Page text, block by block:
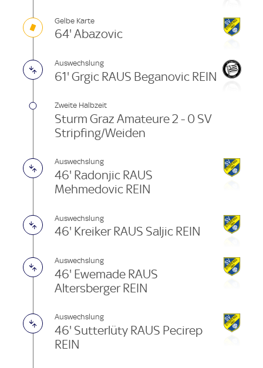
Gelbe Karte
64' Abazovic
Auswechslung
61' Grgic RAUS Beganovic REIN
Zweite Halbzeit
Sturm Graz Amateure 2 - 0 SV
Stripfing/Weiden
Auswechslung
46' Radonjic RAUS
Mehmedovic REIN
Auswechslung
46' Kreiker RAUS Saljic REIN
Auswechslung
46' Ewemade RAUS
Altersberger REIN
Auswechslung
46' Sutterlüty RAUS Pecirep
REIN